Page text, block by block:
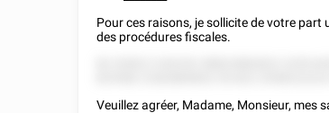
Pour ces raisons, je sollicite de votre part
des procédures fiscales.
Veuillez agréer, Madame, Monsieur, mes